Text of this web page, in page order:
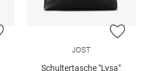
ZUR WUNSCHLISTE HINZUFÜGEN
ZUR
JOST
Schultertasche "Lysa"